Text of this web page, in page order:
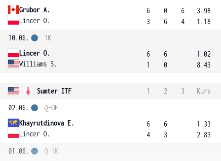
Grubor A.
Lincer O.
6
3
0
6
6
4
3.98
1.18
10.06.
Lincer O.
Williams S.
1K
6
1
6
0
1.02
8.43
Sumter ITF 1 2 3
Kurs
02.06.
Khayrutdinova E.
Lincer O.
Q-OF
6
4
6
3
1.33
2.83
01.06.
Q-1K